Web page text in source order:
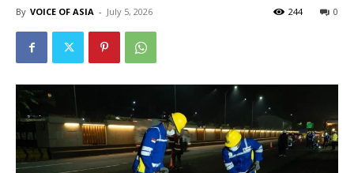
By VOICE OF ASIA - July 5, 2026 0
244